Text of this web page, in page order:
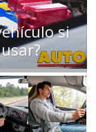
Movilidad
de